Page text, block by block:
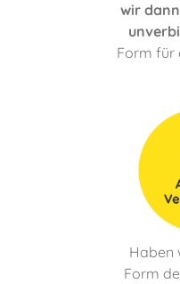
wir
Form für
Haben
Form